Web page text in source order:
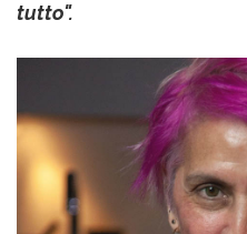
tutto".